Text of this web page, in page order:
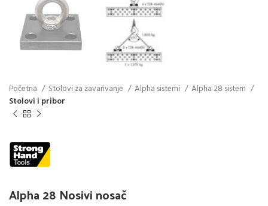
Početna Stolovi za zavarivanje Alpha sistemi
Alpha 28 sistem
Stolovi i pribor
Alpha 28 Nosivi nosač